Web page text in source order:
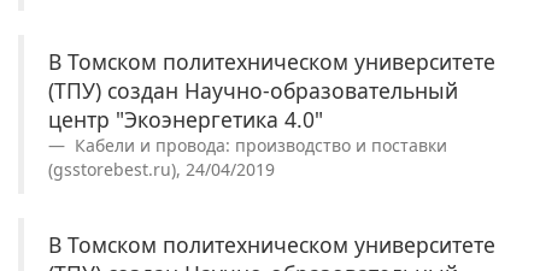
В Томском политехническом университете
(ТПУ) создан Научно-образовательный
центр "Экоэнергетика 4.0"
Кабели и провода: производство и поставки
(gsstorebest.ru), 24/04/2019
В Томском политехническом университете